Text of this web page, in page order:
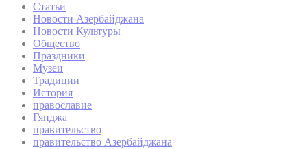
Статьи
Новости Азербайджана
Новости Культуры
Общество
Праздники
Музеи
Традиции
История
православие
Гянджа
правительство
правительство Азербайджана